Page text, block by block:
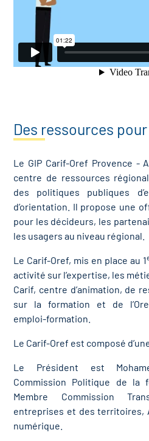
des secteurs(en
Des ressources
Le GIP Carif-Oref Provence -
centre de ressources
des politiques publiques
d’orientation. Il propose une
pour les décideurs, les
les usagers au niveau régional.
Le Carif-Oref, mis en place au 1
activité sur l’expertise, les
Carif, centre d’animation, de
sur la formation et de
emploi-formation.
Le Carif-Oref est composé
Le Président est
Commission Politique de la
Membre Commission
entreprises et des territoires,
numérique.